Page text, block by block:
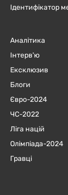
Ідентифікатор
Аналітика
Інтерв'ю
Ексклюзив
Блоги
Євро-2024
ЧC-2022
Ліга націй
Олімпіада-2024
Гравці